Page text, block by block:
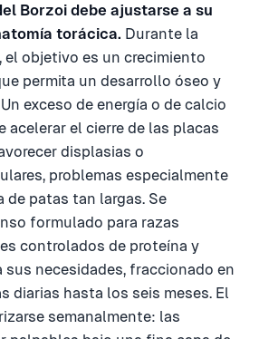
Borzoi debe ajustarse a su
torácica. Durante la
el objetivo es un crecimiento
permita un desarrollo óseo y
exceso de energía o de calcio
acelerar el cierre de las placas
displasias o
problemas especialmente
de patas tan largas. Se
formulado para razas
controlados de proteína y
sus necesidades, fraccionado en
diarias hasta los seis meses. El
semanalmente: las